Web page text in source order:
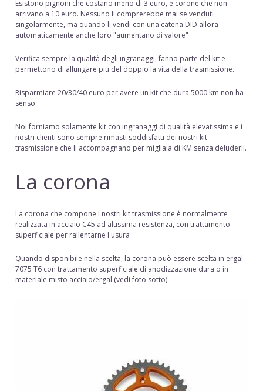
Esistono pignoni che costano meno di 3 euro, e corone che non
arrivano a 10 euro. Nessuno li comprerebbe mai se venduti
singolarmente, ma quando li vendi con una catena DID allora
automaticamente anche loro "aumentano di valore"
Verifica sempre la qualità degli ingranaggi, fanno parte del kit e
permettono di allungare più del doppio la vita della trasmissione.
Risparmiare 20/30/40 euro per avere un kit che dura 5000 km non ha
senso.
Noi forniamo solamente kit con ingranaggi di qualità elevatissima e i
nostri clienti sono sempre rimasti soddisfatti dei nostri kit
trasmissione che li accompagnano per migliaia di KM senza deluderli.
La corona
La corona che compone i nostri kit trasmissione è normalmente
realizzata in acciaio C45 ad altissima resistenza, con trattamento
superficiale per rallentarne l'usura
Quando disponibile nella scelta, la corona può essere scelta in ergal
7075 T6 con trattamento superficiale di anodizzazione dura o in
materiale misto acciaio/ergal (vedi foto sotto)